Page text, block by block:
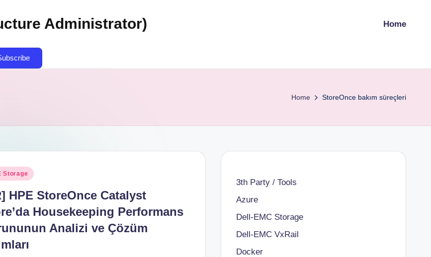
Administrator) Home
Home StoreOnce bakım süreçleri
Storage
HPE StoreOnce Catalyst
Housekeeping Performans
Analizi ve Çözüm
3th Party / Tools
Azure
Dell-EMC Storage
Dell-EMC VxRail
Docker